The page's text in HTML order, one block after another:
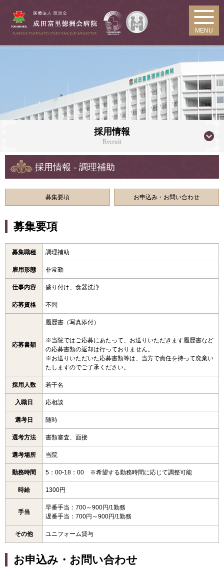
MENU
採用情報 - 調理補助
募集要項 お申込み・お問い合わせ
募集要項
募集職種 調理補助
雇用形態 非常勤
仕事内容 盛り付け、食器洗浄
応募資格 不問
応募書類
履歴書（写真添付）
※当院ではご応募にあたって、お送りいただきます履歴書など
の応募書類の返却は行っておりません。
※お送りいただいた応募書類等は、当方で責任を持って廃棄い
たしますのでご了承ください。
採用人数 若干名
入職日 応相談
選考日 随時
選考方法 書類審査、面接
選考場所 当院
勤務時間 5：00-18：00 ※希望する勤務時間に応じて調整可能
時給 1300円
手当
早番手当：700～900円/1勤務
遅番手当：700円～900円/1勤務
その他 ユニフォーム貸与
お申込み・お問い合わせ
採用情報
Recruit